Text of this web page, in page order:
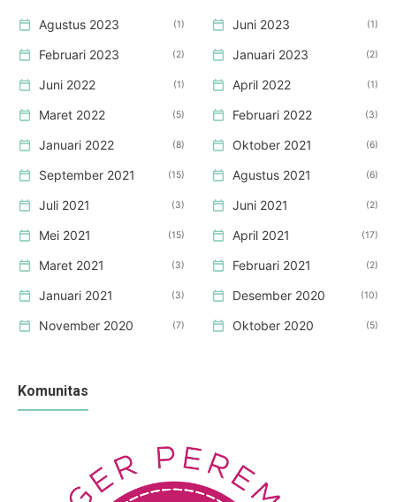
Agustus 2023 1 Juni 2023 1
Februari 2023 2 Januari 2023 2
Juni 2022 1 April 2022 1
Maret 2022 5 Februari 2022 3
Januari 2022 8 Oktober 2021 6
September 2021 15 Agustus 2021 6
Juli 2021 3 Juni 2021 2
Mei 2021 15 April 2021 17
Maret 2021 3 Februari 2021 2
Januari 2021 3 Desember 2020 10
November 2020 7 Oktober 2020 5
Komunitas